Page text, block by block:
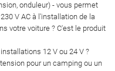
onduleur) - vous permet
V AC à l'installation de la
votre voiture ? C'est le produit
12 V ou 24 V ?
pour un camping ou un